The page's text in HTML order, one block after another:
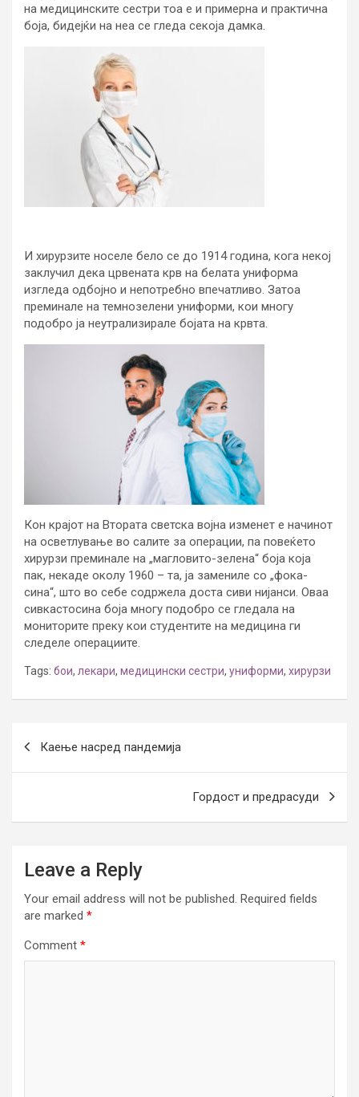
на медицинските сестри тоа е и примерна и практична
боја, бидејќи на неа се гледа секоја дамка.
И хирурзите носеле бело се до 1914 година, кога некој
заклучил дека црвената крв на белата униформа
изгледа одбојно и непотребно впечатливо. Затоа
преминале на темнозелени униформи, кои многу
подобро ја неутрализирале бојата на крвта.
Кон крајот на Втората светска војна изменет е начинот
на осветлување во салите за операции, па повеќето
хирурзи преминале на „магловито-зелена“ боја која
пак, некаде околу 1960 – та, ја замениле со „фока-
сина“, што во себе содржела доста сиви нијанси. Оваа
сивкастосина боја многу подобро се гледала на
мониторите преку кои студентите на медицина ги
следеле операциите.
Tags: бои, лекари, медицински сестри, униформи, хирурзи
navigation
Каење насред пандемија
Гордост и предрасуди
Leave a Reply
Your email address will not be published. Required fields
are marked *
Comment *